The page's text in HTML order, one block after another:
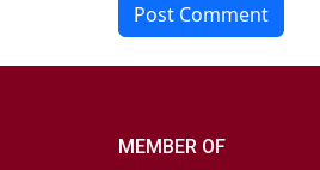
Post Comment
MEMBER OF